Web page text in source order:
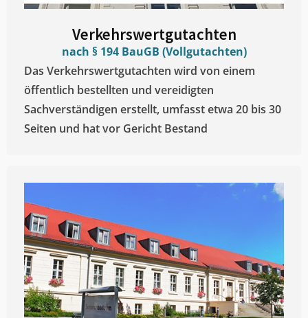
Verkehrswertgutachten
nach § 194 BauGB (Vollgutachten)
Das Verkehrswertgutachten wird von einem
öffentlich bestellten und vereidigten
Sachverständigen erstellt, umfasst etwa 20 bis 30
Seiten und hat vor Gericht Bestand